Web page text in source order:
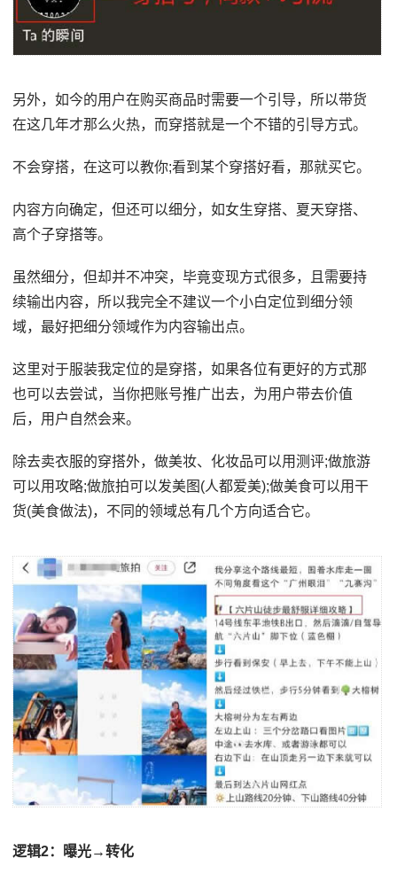
另外，如今的用户在购买商品时需要一个引导，所以带货
在这几年才那么火热，而穿搭就是一个不错的引导方式。
不会穿搭，在这可以教你;看到某个穿搭好看，那就买它。
内容方向确定，但还可以细分，如女生穿搭、夏天穿搭、
高个子穿搭等。
虽然细分，但却并不冲突，毕竟变现方式很多，且需要持
续输出内容，所以我完全不建议一个小白定位到细分领
域，最好把细分领域作为内容输出点。
这里对于服装我定位的是穿搭，如果各位有更好的方式那
也可以去尝试，当你把账号推广出去，为用户带去价值
后，用户自然会来。
除去卖衣服的穿搭外，做美妆、化妆品可以用测评;做旅游
可以用攻略;做旅拍可以发美图(人都爱美);做美食可以用干
货(美食做法)，不同的领域总有几个方向适合它。
逻辑2：曝光→转化